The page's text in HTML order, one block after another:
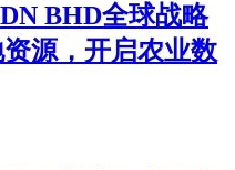
BHD全球战略
源，开启农业数